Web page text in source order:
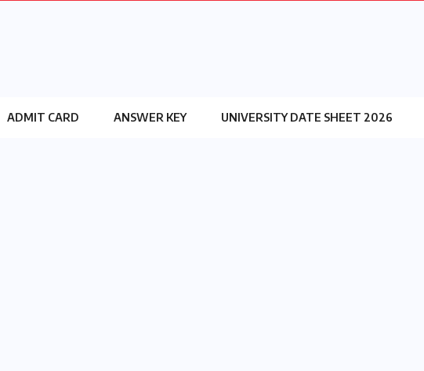
ADMIT CARD ANSWER KEY UNIVERSITY DATE SHEET 2026